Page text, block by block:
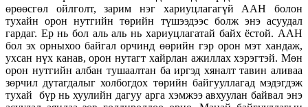
өрөөсгөл ойлголт, зарим нэг хариуцлагагүй ААН болон
тухайн орон нутгийн төрийн түшээдээс болж энэ асуудал
гардаг. Ер нь бол аль аль нь хариуцлагатай байх ёстой. ААН
бол эх орныхоо байгал орчинд өөрийн гэр орон мэт хандаж,
ухсан нүх канав, орон нутагт хайрлан ажиллах хэрэгтэй. Мөн
орон нутгийн албан тушаалтан ба иргэд хяналт тавин аливаа
зөрчил дутагдалыг холбогдох төрийн байгууллагад мэдэгдэж
тухай бүр нь хуулийн дагуу арга хэмжээ авхуулан байвал энэ